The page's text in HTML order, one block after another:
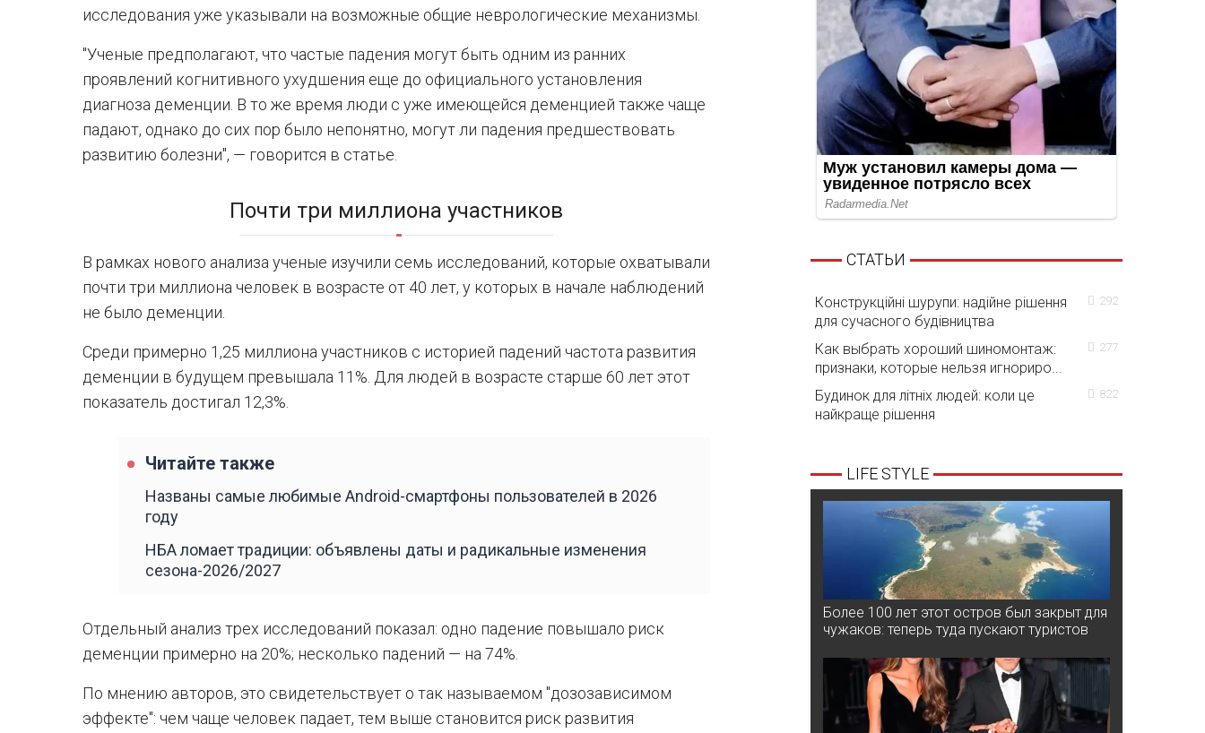
исследования уже указывали на возможные общие неврологические механизмы.
"Ученые предполагают, что частые падения могут быть одним из ранних
проявлений когнитивного ухудшения еще до официального установления
диагноза деменции. В то же время люди с уже имеющейся деменцией также чаще
падают, однако до сих пор было непонятно, могут ли падения предшествовать
развитию болезни", — говорится в статье.
Почти три миллиона участников
В рамках нового анализа ученые изучили семь исследований, которые охватывали
почти три миллиона человек в возрасте от 40 лет, у которых в начале наблюдений
не было деменции.
Среди примерно 1,25 миллиона участников с историей падений частота развития
деменции в будущем превышала 11%. Для людей в возрасте старше 60 лет этот
показатель достигал 12,3%.
Читайте также
Названы самые любимые Android-смартфоны пользователей в 2026
году
НБА ломает традиции: объявлены даты и радикальные изменения
сезона-2026/2027
Отдельный анализ трех исследований показал: одно падение повышало риск
деменции примерно на 20%; несколько падений — на 74%.
По мнению авторов, это свидетельствует о так называемом "дозозависимом
эффекте": чем чаще человек падает, тем выше становится риск развития
СТАТЬИ
Конструкційні шурупи: надійне рішення
для сучасного будівництва
292
Как выбрать хороший шиномонтаж:
признаки, которые нельзя игнориро...
277
Будинок для літніх людей: коли це
найкраще рішення
822
LIFE STYLE
Более 100 лет этот остров был закрыт для
чужаков: теперь туда пускают туристов